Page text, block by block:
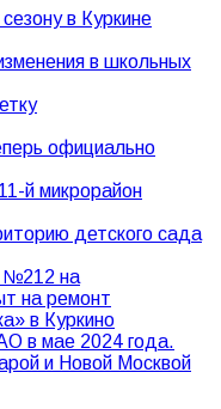
в Куркине
в школьных
официально
й микрорайон
детского сада
№212 на
на ремонт
в Куркино
в мае 2024 года.
и Новой Москвой